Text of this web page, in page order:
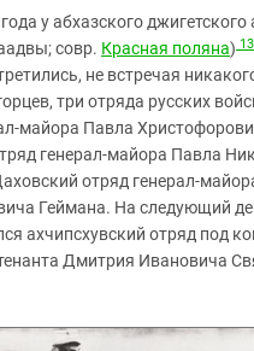
у абхазского
совр. Красная поляна) 13
не встречая
три отряда русских
майора Павла
генерал-майора Павла
отряд генерал-
Геймана. На следующий
ахчипсхувский отряд под
Дмитрия Ивановича